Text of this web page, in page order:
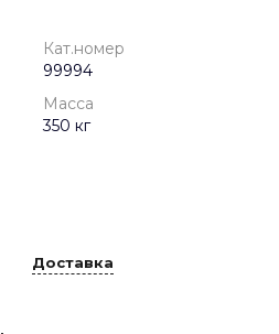
Кат.номер
99994
Масса
350 кг
Доставка